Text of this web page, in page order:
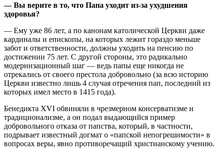
— Вы верите в то, что Папа уходит из-за ухудшения
здоровья?
— Ему уже 86 лет, а по канонам католической Церкви даже
кардиналы и епископы, на которых лежит гораздо меньше
забот и ответственности, должны уходить на пенсию по
достижении 75 лет. С другой стороны, это радикально
модернизационный шаг — ведь папы еще никогда не
отрекались от своего престола добровольно (за всю историю
Церкви известно лишь 4 случая отречения пап, последний из
которых имел место в 1415 года).
Бенедикта ХVI обвиняли в чрезмерном консерватизме и
традиционализме, а он подал выдающийся пример
добровольного отказа от папства, который, в частности,
подрывает известный догмат о «папской непогрешимости» в
вопросах веры, явно противоречащий христианскому учению.